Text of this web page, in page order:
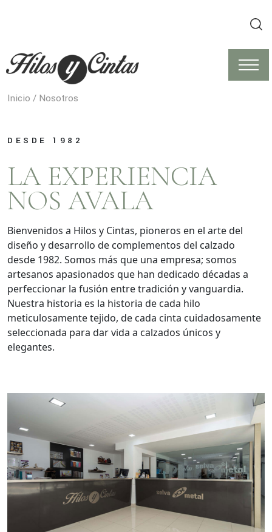
Inicio / Nosotros
DESDE 1982
LA EXPERIENCIA
NOS AVALA
Bienvenidos a Hilos y Cintas, pioneros en el arte del
diseño y desarrollo de complementos del calzado
desde 1982. Somos más que una empresa; somos
artesanos apasionados que han dedicado décadas a
perfeccionar la fusión entre tradición y vanguardia.
Nuestra historia es la historia de cada hilo
meticulosamente tejido, de cada cinta cuidadosamente
seleccionada para dar vida a calzados únicos y
elegantes.